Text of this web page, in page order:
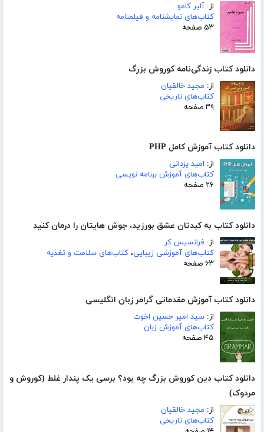
از: آلبر کامو
کتاب‌های نمایشنامه و فیلمنامه
۵۳ صفحه
دانلود کتاب زندگی‌نامه کوروش بزرگ
از: مجید خالقیان
کتاب‌های تاریخی
۳۹ صفحه
دانلود کتاب آموزش کامل PHP
از: امید یزدانی
کتاب‌های آموزش برنامه نویسی
۲۶ صفحه
دانلود کتاب به کبدتان عشق بورزید، جوش هایتان را درمان کنید
از: فرانسیس کر
کتاب‌های آموزشی زیبایی، کتاب‌های سلامت و تغذیه
۶۳ صفحه
دانلود کتاب آموزش مقدماتی گرامر زبان انگلیسی
از: سید امیر حسین اخوت
کتاب‌های آموزش زبان
۴۵ صفحه
دانلود کتاب دین کوروش بزرگ چه بود؟ برسی یک پندار غلط (کوروش و
مردوک)
از: مجید خالقیان
کتاب‌های تاریخی